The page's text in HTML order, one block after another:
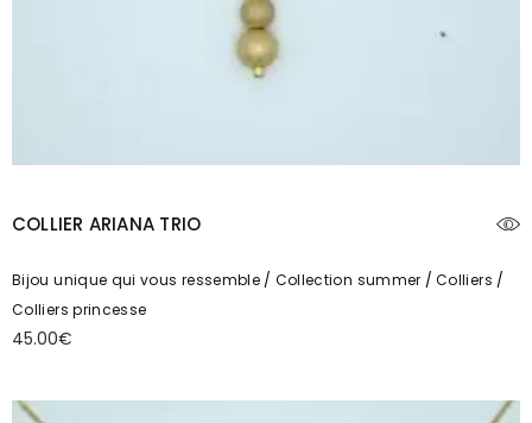
COLLIER ARIANA TRIO
Bijou unique qui vous ressemble Collection summer
Colliers
Colliers princesse
45.00€